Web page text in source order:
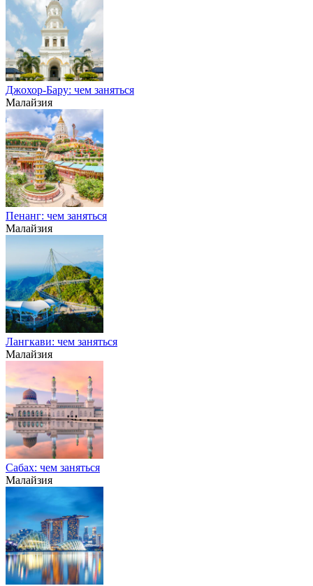
Джохор-Бару: чем заняться
Малайзия
Пенанг: чем заняться
Малайзия
Лангкави: чем заняться
Малайзия
Сабах: чем заняться
Малайзия